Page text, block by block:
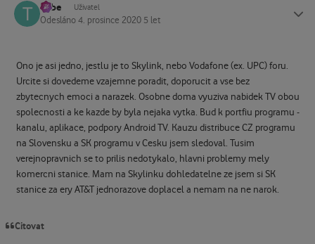
Tube Uživatel
Odesláno 4. prosince 2020 5 let
Ono je asi jedno, jestlu je to Skylink, nebo Vodafone (ex. UPC) foru.
Urcite si dovedeme vzajemne poradit, doporucit a vse bez
zbytecnych emoci a narazek. Osobne doma vyuziva nabidek TV obou
spolecnosti a ke kazde by byla nejaka vytka. Bud k portfiu programu -
kanalu, aplikace, podpory Android TV. Kauzu distribuce CZ programu
na Slovensku a SK programu v Cesku jsem sledoval. Tusim
verejnopravnich se to prilis nedotykalo, hlavni problemy mely
komercni stanice. Mam na Skylinku dohledatelne ze jsem si SK
stanice za ery AT&T jednorazove doplacel a nemam na ne narok.
Citovat